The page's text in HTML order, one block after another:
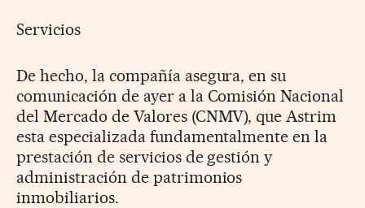
Servicios
De hecho, la compañía asegura, en su
comunicación de ayer a la Comisión Nacional
del Mercado de Valores (CNMV), que Astrim
esta especializada fundamentalmente en la
prestación de servicios de gestión y
administración de patrimonios
inmobiliarios.